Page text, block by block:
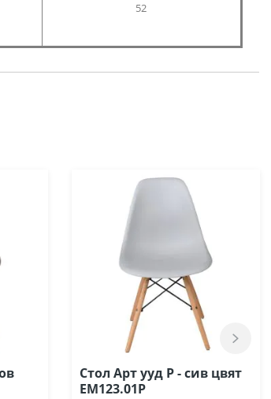
52
Стол Арт ууд Р - сив цвят
ΕΜ123.01P